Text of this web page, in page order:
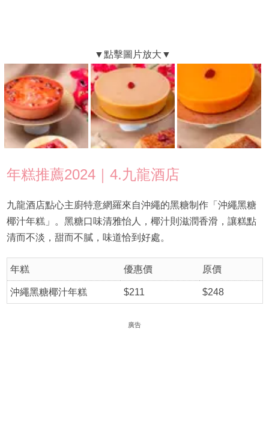
年糕推薦2024｜4.九龍酒店
九龍酒店點心主廚特意網羅來自沖繩的黑糖制作「沖繩黑糖
椰汁年糕」。黑糖口味清雅怡人，椰汁則滋潤香滑，讓糕點
清而不淡，甜而不膩，味道恰到好處。
年糕 優惠價 原價
沖繩黑糖椰汁年糕 $211 $248
廣告